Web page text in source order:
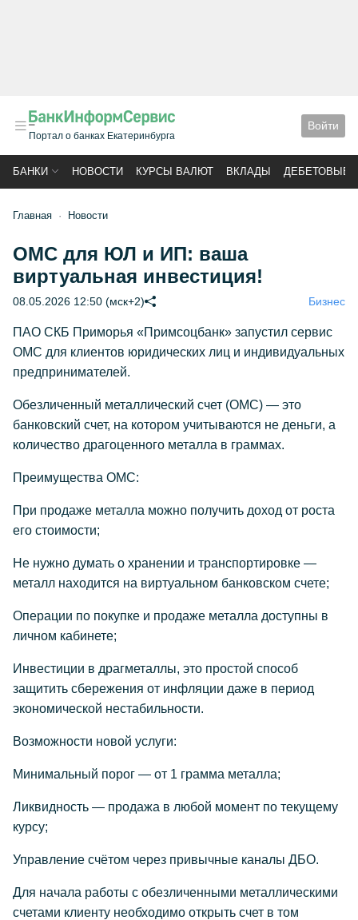
Портал о банках Екатеринбурга
Войти
БАНКИ НОВОСТИ КУРСЫ ВАЛЮТ ВКЛАДЫ ДЕБЕТОВЫЕ
Главная Новости
ОМС для ЮЛ и ИП: ваша
виртуальная инвестиция!
08.05.2026 12:50 (мск+2) Бизнес
ПАО СКБ Приморья «Примсоцбанк» запустил сервис
ОМС для клиентов юридических лиц и индивидуальных
предпринимателей.
Обезличенный металлический счет (ОМС) — это
банковский счет, на котором учитываются не деньги, а
количество драгоценного металла в граммах.
Преимущества ОМС:
При продаже металла можно получить доход от роста
его стоимости;
Не нужно думать о хранении и транспортировке —
металл находится на виртуальном банковском счете;
Операции по покупке и продаже металла доступны в
личном кабинете;
Инвестиции в драгметаллы, это простой способ
защитить сбережения от инфляции даже в период
экономической нестабильности.
Возможности новой услуги:
Минимальный порог — от 1 грамма металла;
Ликвидность — продажа в любой момент по текущему
курсу;
Управление счётом через привычные каналы ДБО.
Для начала работы с обезличенными металлическими
счетами клиенту необходимо открыть счет в том